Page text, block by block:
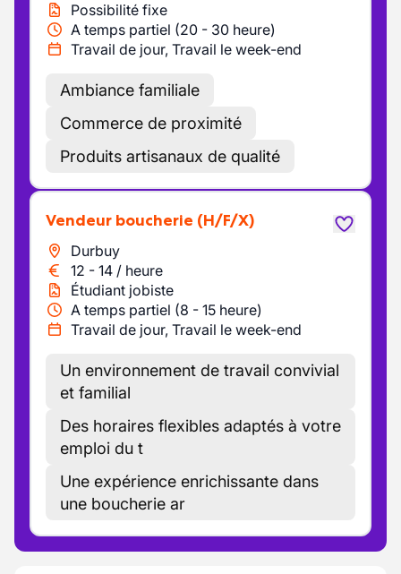
Possibilité fixe
A temps partiel (20 - 30 heure)
Travail de jour, Travail le week-end
Ambiance familiale
Commerce de proximité
Produits artisanaux de qualité
Vendeur boucherie (H/F/X)
Durbuy
12 - 14 / heure
Étudiant jobiste
A temps partiel (8 - 15 heure)
Travail de jour, Travail le week-end
Un environnement de travail convivial
et familial
Des horaires flexibles adaptés à votre
emploi du t
Une expérience enrichissante dans
une boucherie ar